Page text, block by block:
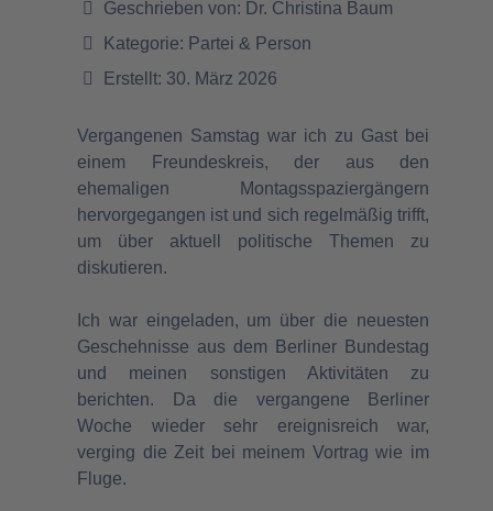
Geschrieben von: Dr. Christina Baum
Kategorie: Partei & Person
Erstellt: 30. März 2026
Vergangenen Samstag war ich zu Gast bei
einem Freundeskreis, der aus den
ehemaligen Montagsspaziergängern
hervorgegangen ist und sich regelmäßig trifft,
um über aktuell politische Themen zu
diskutieren.
Ich war eingeladen, um über die neuesten
Geschehnisse aus dem Berliner Bundestag
und meinen sonstigen Aktivitäten zu
berichten. Da die vergangene Berliner
Woche wieder sehr ereignisreich war,
verging die Zeit bei meinem Vortrag wie im
Fluge.